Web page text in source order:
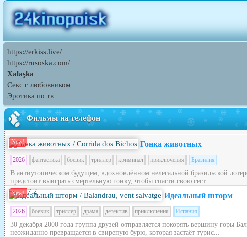
https://erkiss.live/
https://rusoska.com/
Xalaşka
Секс с любовником
Эротика по тв
Фильмы на телефон
New! Гонка животных
2026 фантастика боевик триллер криминал приключения Бразилия
В антиутопическом будущем, вдохновлённом нелегальной бразильской
предстоит выиграть смертельную гонку, чтобы спасти свою сест...
New! 7.2 Идеальный шторм
2026 боевик триллер драма детектив приключения Испания
30 декабря 2000 года группа друзей отправляется покорять вершину горы
неожиданно превращается в свирепую бурю, которая застаёт турис...